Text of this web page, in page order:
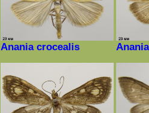
Anania crocealis Anania